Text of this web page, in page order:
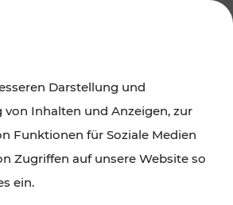
und das Burgenland
Darstellung und
von Inhalten und Anzeigen, zur
Funktionen für Soziale Medien
Zugriffen auf unsere Website so
ein.